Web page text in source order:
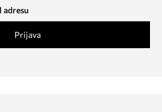
Prijava